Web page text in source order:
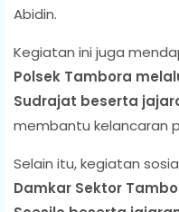
Abidin.
Kegiatan ini juga
Polsek Tambora
Sudrajat beserta
membantu kelancaran
Selain itu, kegiatan
Damkar Sektor